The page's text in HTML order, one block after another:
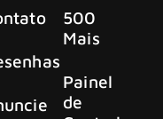
500
Mais
Painel
de